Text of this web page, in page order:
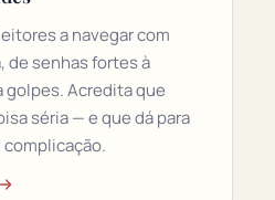
a navegar com
de senhas fortes à
golpes. Acredita que
séria — e que dá para